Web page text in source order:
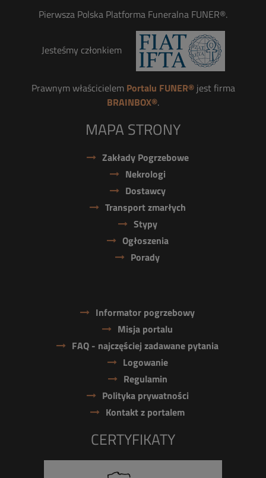
Pierwsza Polska Platforma Funeralna FUNER®.
Jesteśmy członkiem
Prawnym właścicielem Portalu FUNER®jest firma
BRAINBOX®.
MAPA STRONY
Zakłady Pogrzebowe
Nekrologi
Dostawcy
Transport zmarłych
Stypy
Ogłoszenia
Porady
Informator pogrzebowy
Misja portalu
FAQ - najczęściej zadawane pytania
Logowanie
Regulamin
Polityka prywatności
Kontakt z portalem
CERTYFIKATY